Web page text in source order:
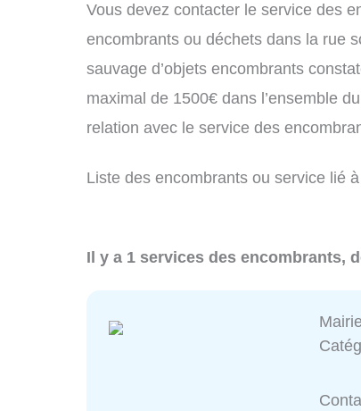
Vous devez contacter le service des
encombrants ou déchets dans la rue
sauvage d’objets encombrants
maximal de 1500€ dans l’ensemble
relation avec le service des
Liste des encombrants ou service lié
Il y a 1 services des encombrants,